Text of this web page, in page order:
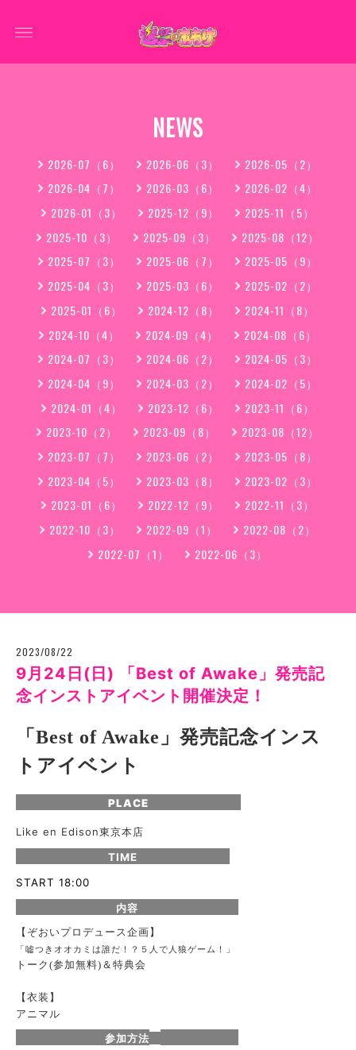
NEWS
2026-07（6） 2026-06（3）
2026-05（2）
2026-04（7）
2026-03（6）
2026-02（4）
2026-01（3）
2025-12（9）
2025-11（5）
2025-10（3）
2025-09（3）
2025-08（12）
2025-07（3）
2025-06（7）
2025-05（9）
2025-04（3）
2025-03（6）
2025-02（2）
2025-01（6）
2024-12（8）
2024-11（8）
2024-10（4）
2024-09（4）
2024-08（6）
2024-07（3）
2024-06（2）
2024-05（3）
2024-04（9）
2024-03（2）
2024-02（5）
2024-01（4）
2023-12（6）
2023-11（6）
2023-10（2）
2023-09（8）
2023-08（12）
2023-07（7）
2023-06（2）
2023-05（8）
2023-04（5）
2023-03（8）
2023-02（3）
2023-01（6）
2022-12（9）
2022-11（3）
2022-10（3）
2022-09（1）
2022-08（2）
2022-07（1）
2022-06（3）
2023/08/22
9月24日(日) 「Best of Awake」発売記
念インストアイベント開催決定！
「Best of Awake 」発売記念インス
トアイベント
PLACE
Like en Edison東京本店
TIME
START 18:00
内容
【ぞおいプロデュース企画】
「嘘つきオオカミは誰だ！？５人で人狼ゲーム！」
ト ーク (参加無料) ＆特典会
【衣装】
アニマル
参加方法